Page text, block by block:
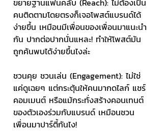
ขยายฐานแฟนคลับ (Reach): ไม่ต้องเป็น
คนติดตามโดยตรงก็เจอโพสต์แบรนด์ได้
ง่ายขึ้น เหมือนมีเพื่อนของเพื่อนมาแนะนำ
กัน ปากต่อปากนั่นแหละ! ทำให้โพสต์มัน
ถูกค้นพบได้ง่ายขึ้นไงล่ะ
ชวนคุย ชวนเล่น (Engagement): ไม่ใช่
แค่ดูเฉยๆ แต่กระตุ้นให้คนมากดไลก์ แชร์
คอมเมนต์ หรือแม้กระทั่งสร้างคอนเทนต์
ของตัวเองร่วมกับแบรนด์ เหมือนชวน
เพื่อนมาปาร์ตี้กันไง!